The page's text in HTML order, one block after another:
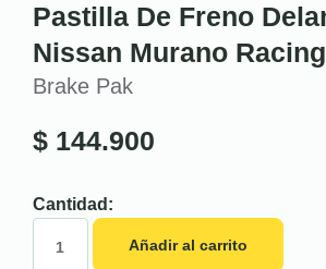
Pastilla De Freno
Nissan Murano Racing
Brake Pak
$ 144.900
Cantidad:
Añadir al carrito